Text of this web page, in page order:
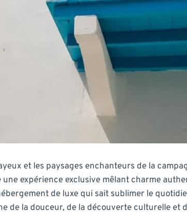
et les paysages enchanteurs de la
expérience exclusive mêlant charme
de luxe qui sait sublimer le
de la douceur, de la découverte culturelle et